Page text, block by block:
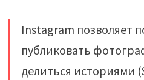
Instagram позволяет
публиковать
делиться историями